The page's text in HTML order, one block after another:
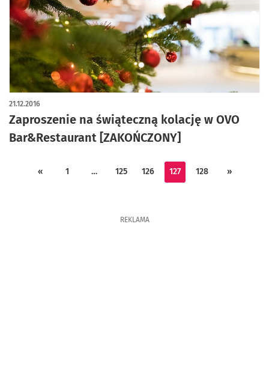
Zaproszenie na świąteczną kolację w OVO
Bar&Restaurant [ZAKOŃCZONY]
21.12.2016
« 1 … 125 126 127 128 »
REKLAMA